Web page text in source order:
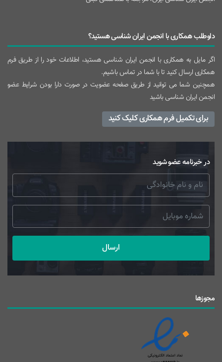
داوطلب همکاری با انجمن ایران شناسی هستید؟
اگر مایل به همکاری با انجمن ایران شناسی هستید، اطلاعات خود را از طریق فرم
همکاری ارسال کنید تا با شما در تماس باشیم.
همچنین شما می توانید از طریق صفحه عضویت در صورت دارا بودن شرایط عضو
انجمن ایران شناسی باشید
برای تکمیل فرم همکاری کلیک کنید
در خبرنامه عضو شوید
ارسال
مجوزها